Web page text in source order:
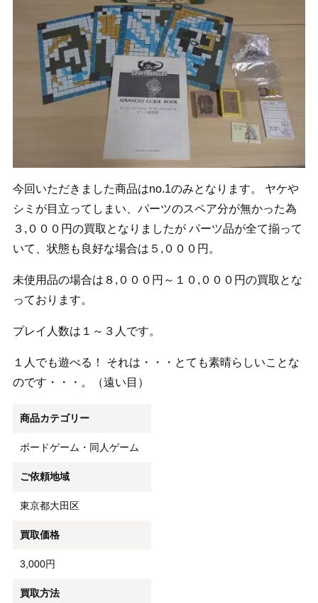
今回いただきました商品はno.1のみとなります。 ヤケや
シミが目立ってしまい、パーツのスペア分が無かった為
３,０００円の買取となりましたが パーツ品が全て揃って
いて、状態も良好な場合は５,０００円。
未使用品の場合は８,０００円～１０,０００円の買取とな
っております。
プレイ人数は１～３人です。
１人でも遊べる！ それは・・・とても素晴らしいことな
のです・・・。（遠い目）
商品カテゴリー
ボードゲーム・同人ゲーム
ご依頼地域
東京都大田区
買取価格
3,000円
買取方法